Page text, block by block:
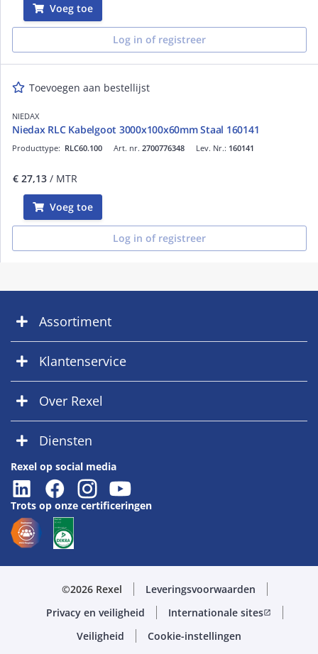
Voeg toe
Log in of registreer
Toevoegen aan bestellijst
NIEDAX
Niedax RLC Kabelgoot 3000x100x60mm Staal 160141
Art. nr. 2700776348
Producttype: RLC60.100 Lev. Nr.: 160141
€ 27,13 / MTR
Voeg toe
Log in of registreer
Assortiment
Klantenservice
Over Rexel
Diensten
Rexel op social media
Trots op onze certificeringen
©2026 Rexel
Leveringsvoorwaarden
Privacy en veiligheid
Internationale sitesopen_in_new
Veiligheid Cookie-instellingen